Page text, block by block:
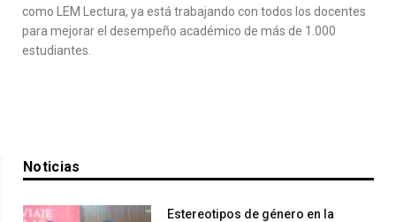
como LEM Lectura, ya está trabajando con todos los docentes
para mejorar el desempeño académico de más de 1.000
estudiantes.
Noticias
Estereotipos de género en la